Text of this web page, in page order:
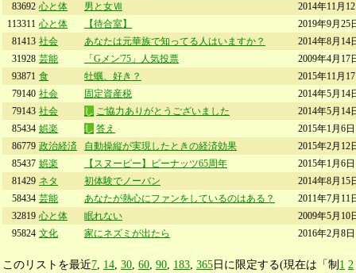
83692 心と体 男と女Ⅶ
2014年11月
113311 心と体 【待合室】
2019年9月25
81413 社会 あなたは元華族で知ってる人はいますか？
2014年8月14
31928 芸能 「Gメン'75」人気投票
2009年4月17
93871 食 牡蠣、好き？
2015年11月
79140 社会 固定資産税
2014年5月14
79143 社会 し ご協力ありがとうございました
2014年5月14
85434 娯楽 し 答え
2015年1月6
86779 政治経済 自動操縦が実現したときの経済効果
2015年2月12
85437 娯楽 【スヌーピー】ピーナッツ65周年
2015年1月6
81429 ネタ 初体験でノーバン
2014年8月15
58434 芸能 あなたが熱心にファンをしているのはある？
2011年7月11
32819 心と体 眠れない
2009年5月10
95824 文化 家にネズミが出たら 2016年2月8
このリストを最近7 14 30 60 90 183 365日に限定する(現在は「制 1 2